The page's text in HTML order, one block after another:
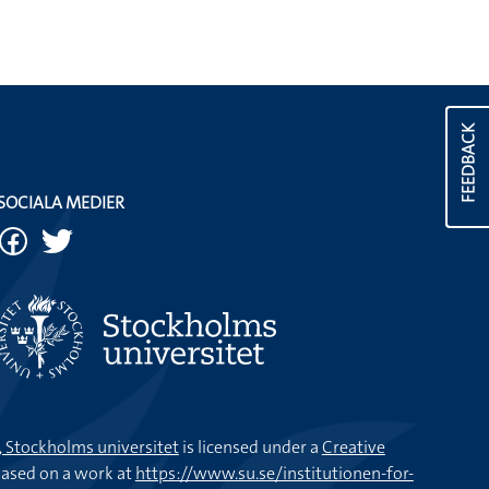
FEEDBACK
MEDIER
universitetis licensed under aCreative
on a work athttps://www.su.se/institutionen-for-